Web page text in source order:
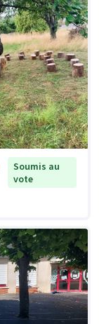
Soumis au
vote